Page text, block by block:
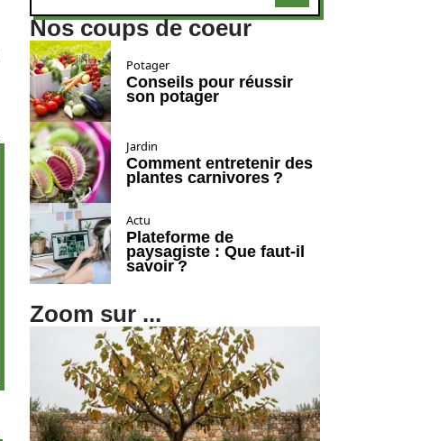
Nos coups de coeur
Potager
Conseils pour réussir
son potager
Jardin
Comment entretenir des
plantes carnivores ?
Actu
Plateforme de
paysagiste : Que faut-il
savoir ?
Zoom sur ...